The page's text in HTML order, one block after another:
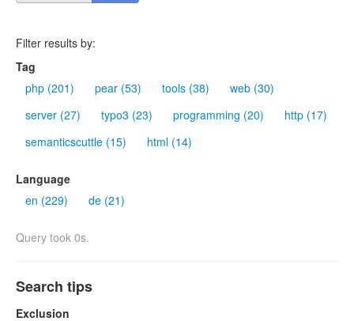
Filter results by:
Tag
php (201)
pear (53) tools (38)
web (30)
server (27)
typo3 (23) programming (20)
http (17)
semanticscuttle (15)
html (14)
Language
en (229)
de (21)
Query took 0s.
Search tips
Exclusion